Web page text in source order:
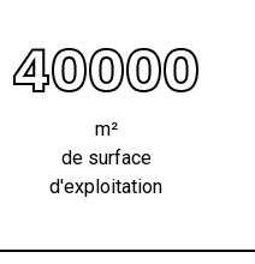
40000
m²
de surface
d'exploitation